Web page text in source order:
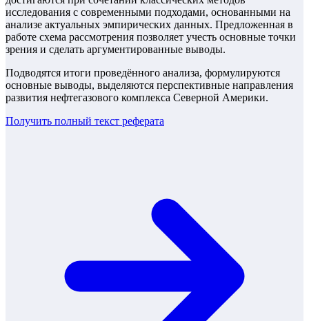
исследования с современными подходами, основанными на
анализе актуальных эмпирических данных. Предложенная в
работе схема рассмотрения позволяет учесть основные точки
зрения и сделать аргументированные выводы.
Подводятся итоги проведённого анализа, формулируются
основные выводы, выделяются перспективные направления
развития нефтегазового комплекса Северной Америки.
Получить полный текст реферата